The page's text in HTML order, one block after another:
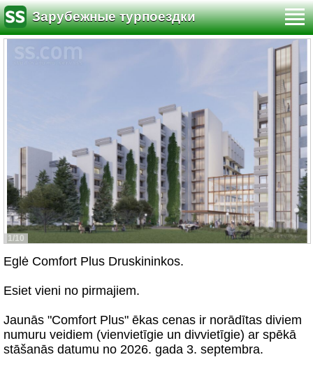
Зарубежные турпоездки
1/10
Eglė Comfort Plus Druskininkos.
Esiet vieni no pirmajiem.
Jaunās "Comfort Plus" ēkas cenas ir norādītas diviem
numuru veidiem (vienvietīgie un divvietīgie) ar spēkā
stāšanās datumu no 2026. gada 3. septembra.